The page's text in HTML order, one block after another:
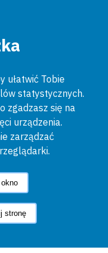
ułatwić Tobie
statystycznych.
zgadzasz się na
urządzenia.
zarządzać
stronę